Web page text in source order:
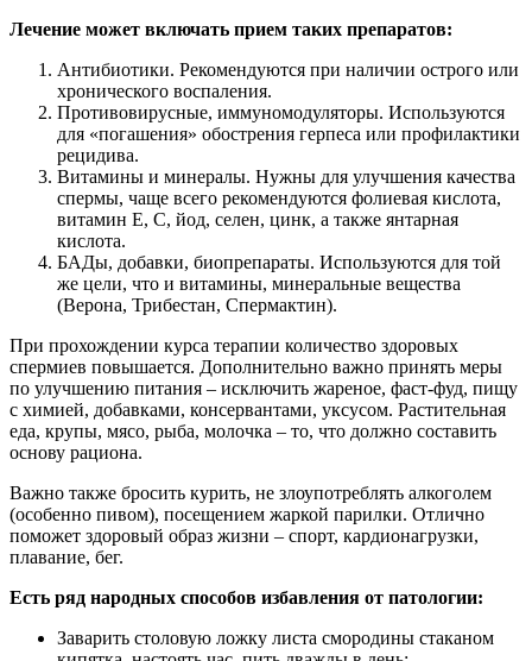
Лечение может включать прием таких препаратов:
Антибиотики. Рекомендуются при наличии острого или
хронического воспаления.
Противовирусные, иммуномодуляторы. Используются
для «погашения» обострения герпеса или профилактики
рецидива.
Витамины и минералы. Нужны для улучшения качества
спермы, чаще всего рекомендуются фолиевая кислота,
витамин Е, С, йод, селен, цинк, а также янтарная
кислота.
БАДы, добавки, биопрепараты. Используются для той
же цели, что и витамины, минеральные вещества
(Верона, Трибестан, Спермактин).
При прохождении курса терапии количество здоровых
спермиев повышается. Дополнительно важно принять меры
по улучшению питания – исключить жареное, фаст-фуд, пищу
с химией, добавками, консервантами, уксусом. Растительная
еда, крупы, мясо, рыба, молочка – то, что должно составить
основу рациона.
Важно также бросить курить, не злоупотреблять алкоголем
(особенно пивом), посещением жаркой парилки. Отлично
поможет здоровый образ жизни – спорт, кардионагрузки,
плавание, бег.
Есть ряд народных способов избавления от патологии:
Заварить столовую ложку листа смородины стаканом